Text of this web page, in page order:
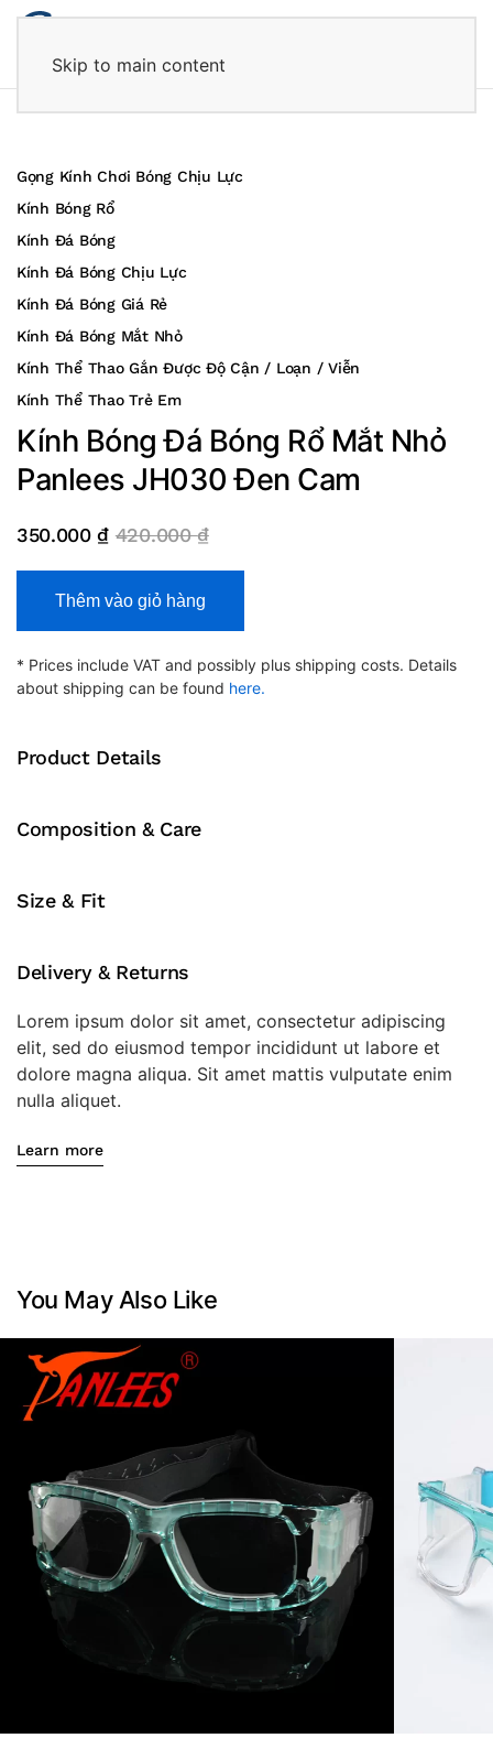
Skip to main content
Gọng Kính Chơi Bóng Chịu Lực
Kính Bóng Rổ
Kính Đá Bóng
Kính Đá Bóng Chịu Lực
Kính Đá Bóng Giá Rẻ
Kính Đá Bóng Mắt Nhỏ
Kính Thể Thao Gắn Được Độ Cận / Loạn / Viễn
Kính Thể Thao Trẻ Em
Kính Bóng Đá Bóng Rổ Mắt Nhỏ
Panlees JH030 Đen Cam
350.000₫ 420.000₫
Đá
Bóng
Rổ
Panlees
Đen
lượng
Thêm vào giỏ hàng
* Prices include VAT and possibly plus shipping costs. Details
about shipping can be found here.
Product Details
Composition & Care
Size & Fit
Delivery & Returns
Lorem ipsum dolor sit amet, consectetur adipiscing
elit, sed do eiusmod tempor incididunt ut labore et
dolore magna aliqua. Sit amet mattis vulputate enim
nulla aliquet.
Learn more
You May Also Like